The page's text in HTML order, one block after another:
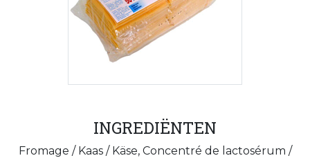
INGREDIËNTEN
Fromage / Kaas / Käse, Concentré de lactosérum /